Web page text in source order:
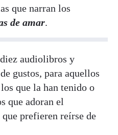
que narran los
de amar.
audiolibros y
gustos, para aquellos
que la han tenido o
que adoran el
prefieren reírse de